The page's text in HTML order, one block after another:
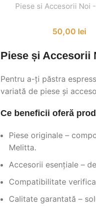
Piese si Accesorii Noi
50,00 lei
Piese și Accesorii
Pentru a-ți păstra
variată de piese și
Ce beneficii oferă
Piese originale –
Melitta.
Accesorii esențiale –
Compatibilitate
Calitate garantată –